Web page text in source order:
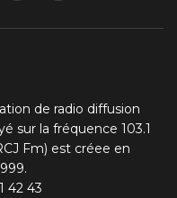
de radio diffusion
sur la fréquence 103.1
Fm) est créee en
42 43